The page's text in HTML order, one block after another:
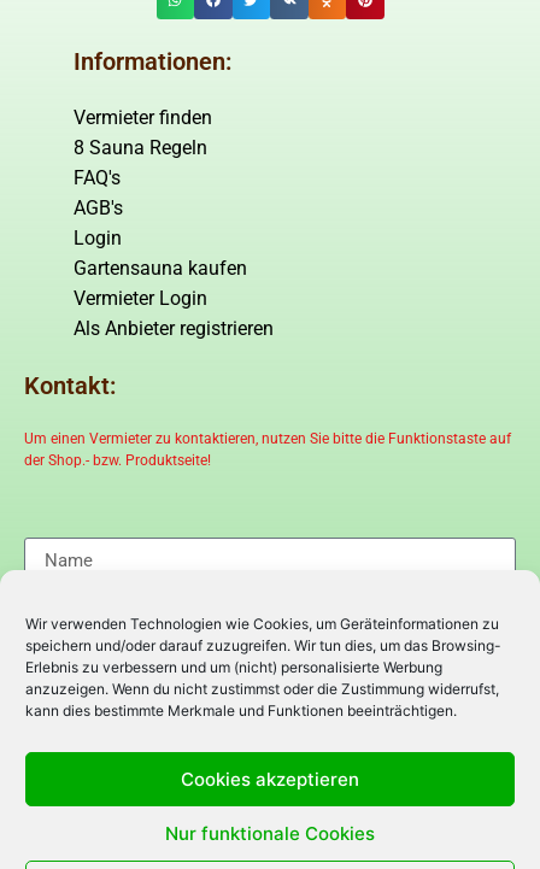
Wir verwenden Technologien wie Cookies, um Geräteinformationen zu
speichern und/oder darauf zuzugreifen. Wir tun dies, um das Browsing-
Erlebnis zu verbessern und um (nicht) personalisierte Werbung
anzuzeigen. Wenn du nicht zustimmst oder die Zustimmung widerrufst,
kann dies bestimmte Merkmale und Funktionen beeinträchtigen.
Cookies akzeptieren
Nur funktionale Cookies
Informationen:
Vermieter finden
8 Sauna Regeln
FAQ's
AGB's
Login
Gartensauna kaufen
Vermieter Login
Als Anbieter registrieren
Kontakt:
Um einen Vermieter zu kontaktieren, nutzen Sie bitte die Funktionstaste auf
der Shop.- bzw. Produktseite!